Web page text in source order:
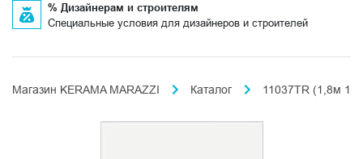
% Дизайнерам и строителям
Специальные условия для дизайнеров и строителей
Магазин KERAMA MARAZZI Каталог 11037TR (1,8м